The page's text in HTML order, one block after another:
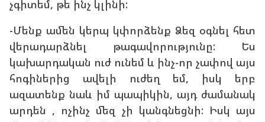
չգիտեմ, թե ինչ կլինի:
-Մենք ամեն կերպ կփորձենք Ձեզ օգնել հետ
վերադարձնել թագավորությունը: Ես
կախարդական ուժ ունեմ և ինչ-որ չափով այս
հոգիներից ավելի ուժեղ եմ, իսկ երբ
ազատենք նաև իմ պապիկին, այդ ժամանակ
արդեն , ոչինչ մեզ չի կանգնեցնի: Իսկ այս